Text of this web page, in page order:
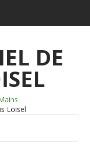
DE
Loisel